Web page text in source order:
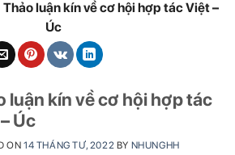
Thảo luận kín về cơ hội hợp tác Việt –
Úc
luận kín về cơ hội hợp tác
Úc
ON 14 THÁNG TƯ, 2022 BY NHUNGHH